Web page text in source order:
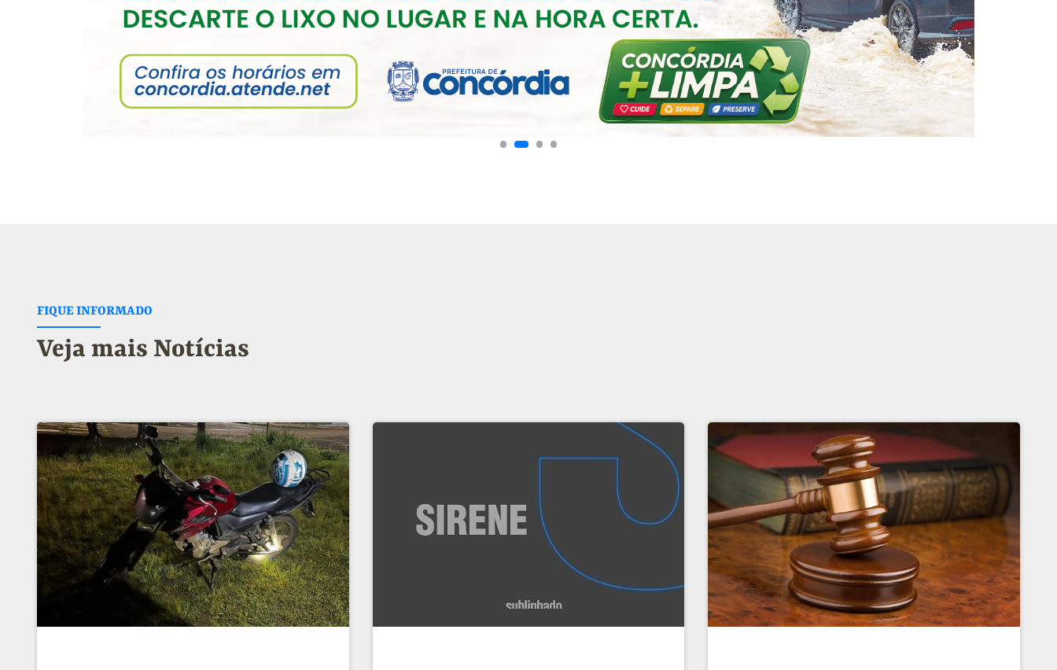
FIQUE INFORMADO
Veja mais Notícias